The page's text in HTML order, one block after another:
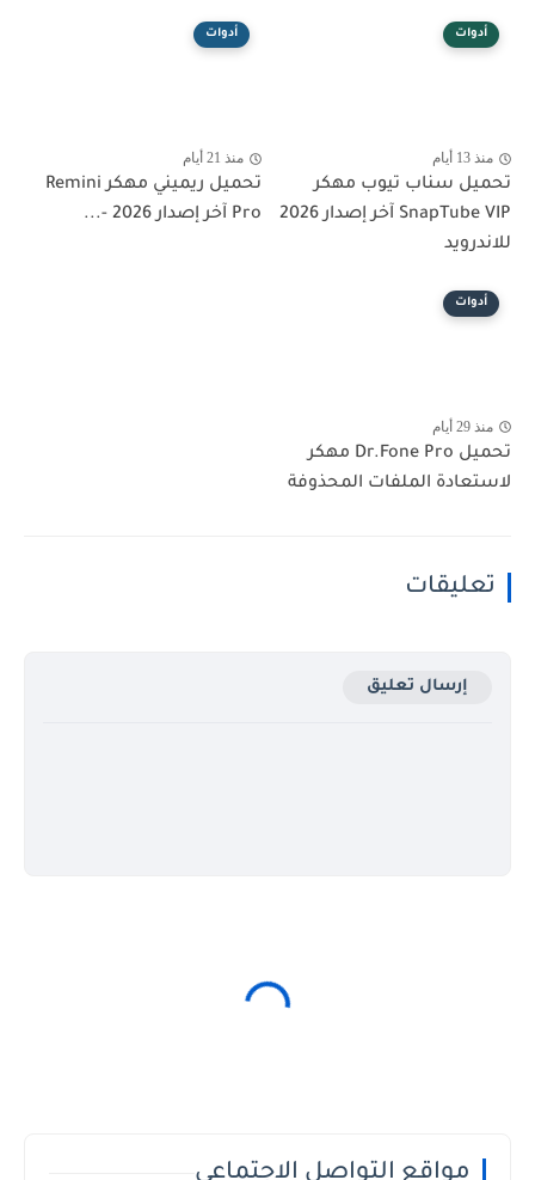
أدوات
منذ 13 أيام
تحميل سناب تيوب مهكر
SnapTube VIP آخر إصدار 2026
للاندرويد
أدوات
منذ 21 أيام
تحميل ريميني مهكر Remini
Pro آخر إصدار 2026 -...
أدوات
منذ 29 أيام
تحميل Dr.Fone Pro مهكر
لاستعادة الملفات المحذوفة
تعليقات
إرسال تعليق
مواقع التواصل الاجتماعي